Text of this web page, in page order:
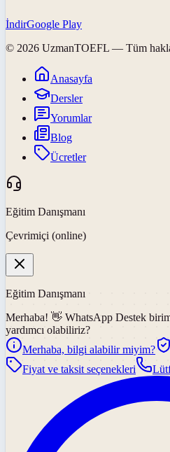
İndirGoogle Play
© 2026 UzmanTOEFL — Tüm
Anasayfa
Dersler
Yorumlar
Blog
Ücretler
Eğitim Danışmanı
Çevrimiçi (online)
Eğitim Danışmanı
Merhaba! 👋 WhatsApp Destek
yardımcı olabiliriz?
Merhaba, bilgi alabilir miyim?
Fiyat ve taksit seçenekleri